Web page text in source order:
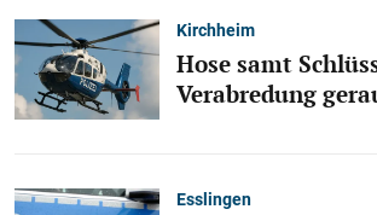
Kirchheim
Hose samt
Verabredung
Esslingen